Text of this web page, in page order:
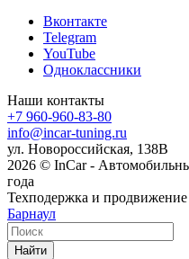
Вконтакте
Telegram
YouTube
Одноклассники
Наши контакты
+7 960-960-83-80
info@incar-tuning.ru
ул. Новороссийская, 138В
2026 © InCar -
года
Техподержка и продвижение
Барнаул
Найти